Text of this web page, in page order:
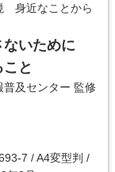
身近なことから
ないために
と
及センター 監修
7 / A4変型判 /